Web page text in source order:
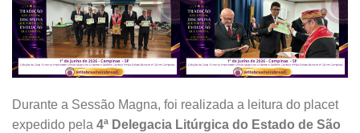
Durante a Sessão Magna, foi realizada a leitura do placet
expedido pela 4ª Delegacia Litúrgica do Estado de São